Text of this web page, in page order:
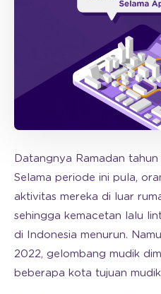
Datangnya Ramadan
Selama periode ini pula,
aktivitas mereka di luar
sehingga kemacetan lalu
di Indonesia menurun.
2022, gelombang mudik
beberapa kota tujuan